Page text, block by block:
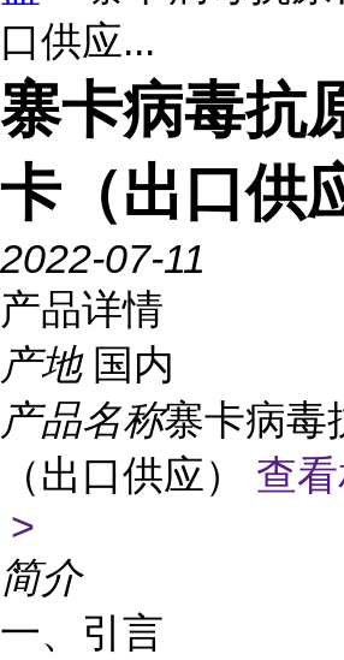
口供应...
寨卡病毒抗
卡（出口供
2022-07-11
产品详情
产地 国内
产品名称寨卡病毒
（出口供应） 查
>
简介
一、引言